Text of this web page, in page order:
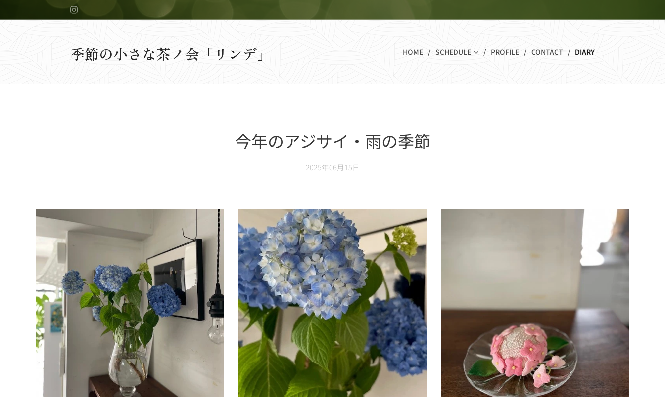
季節の小さな茶ノ会「リンデ」 HOME SCHEDULE PROFILE CONTACT DIARY
今年のアジサイ・雨の季節
2025年06月15日